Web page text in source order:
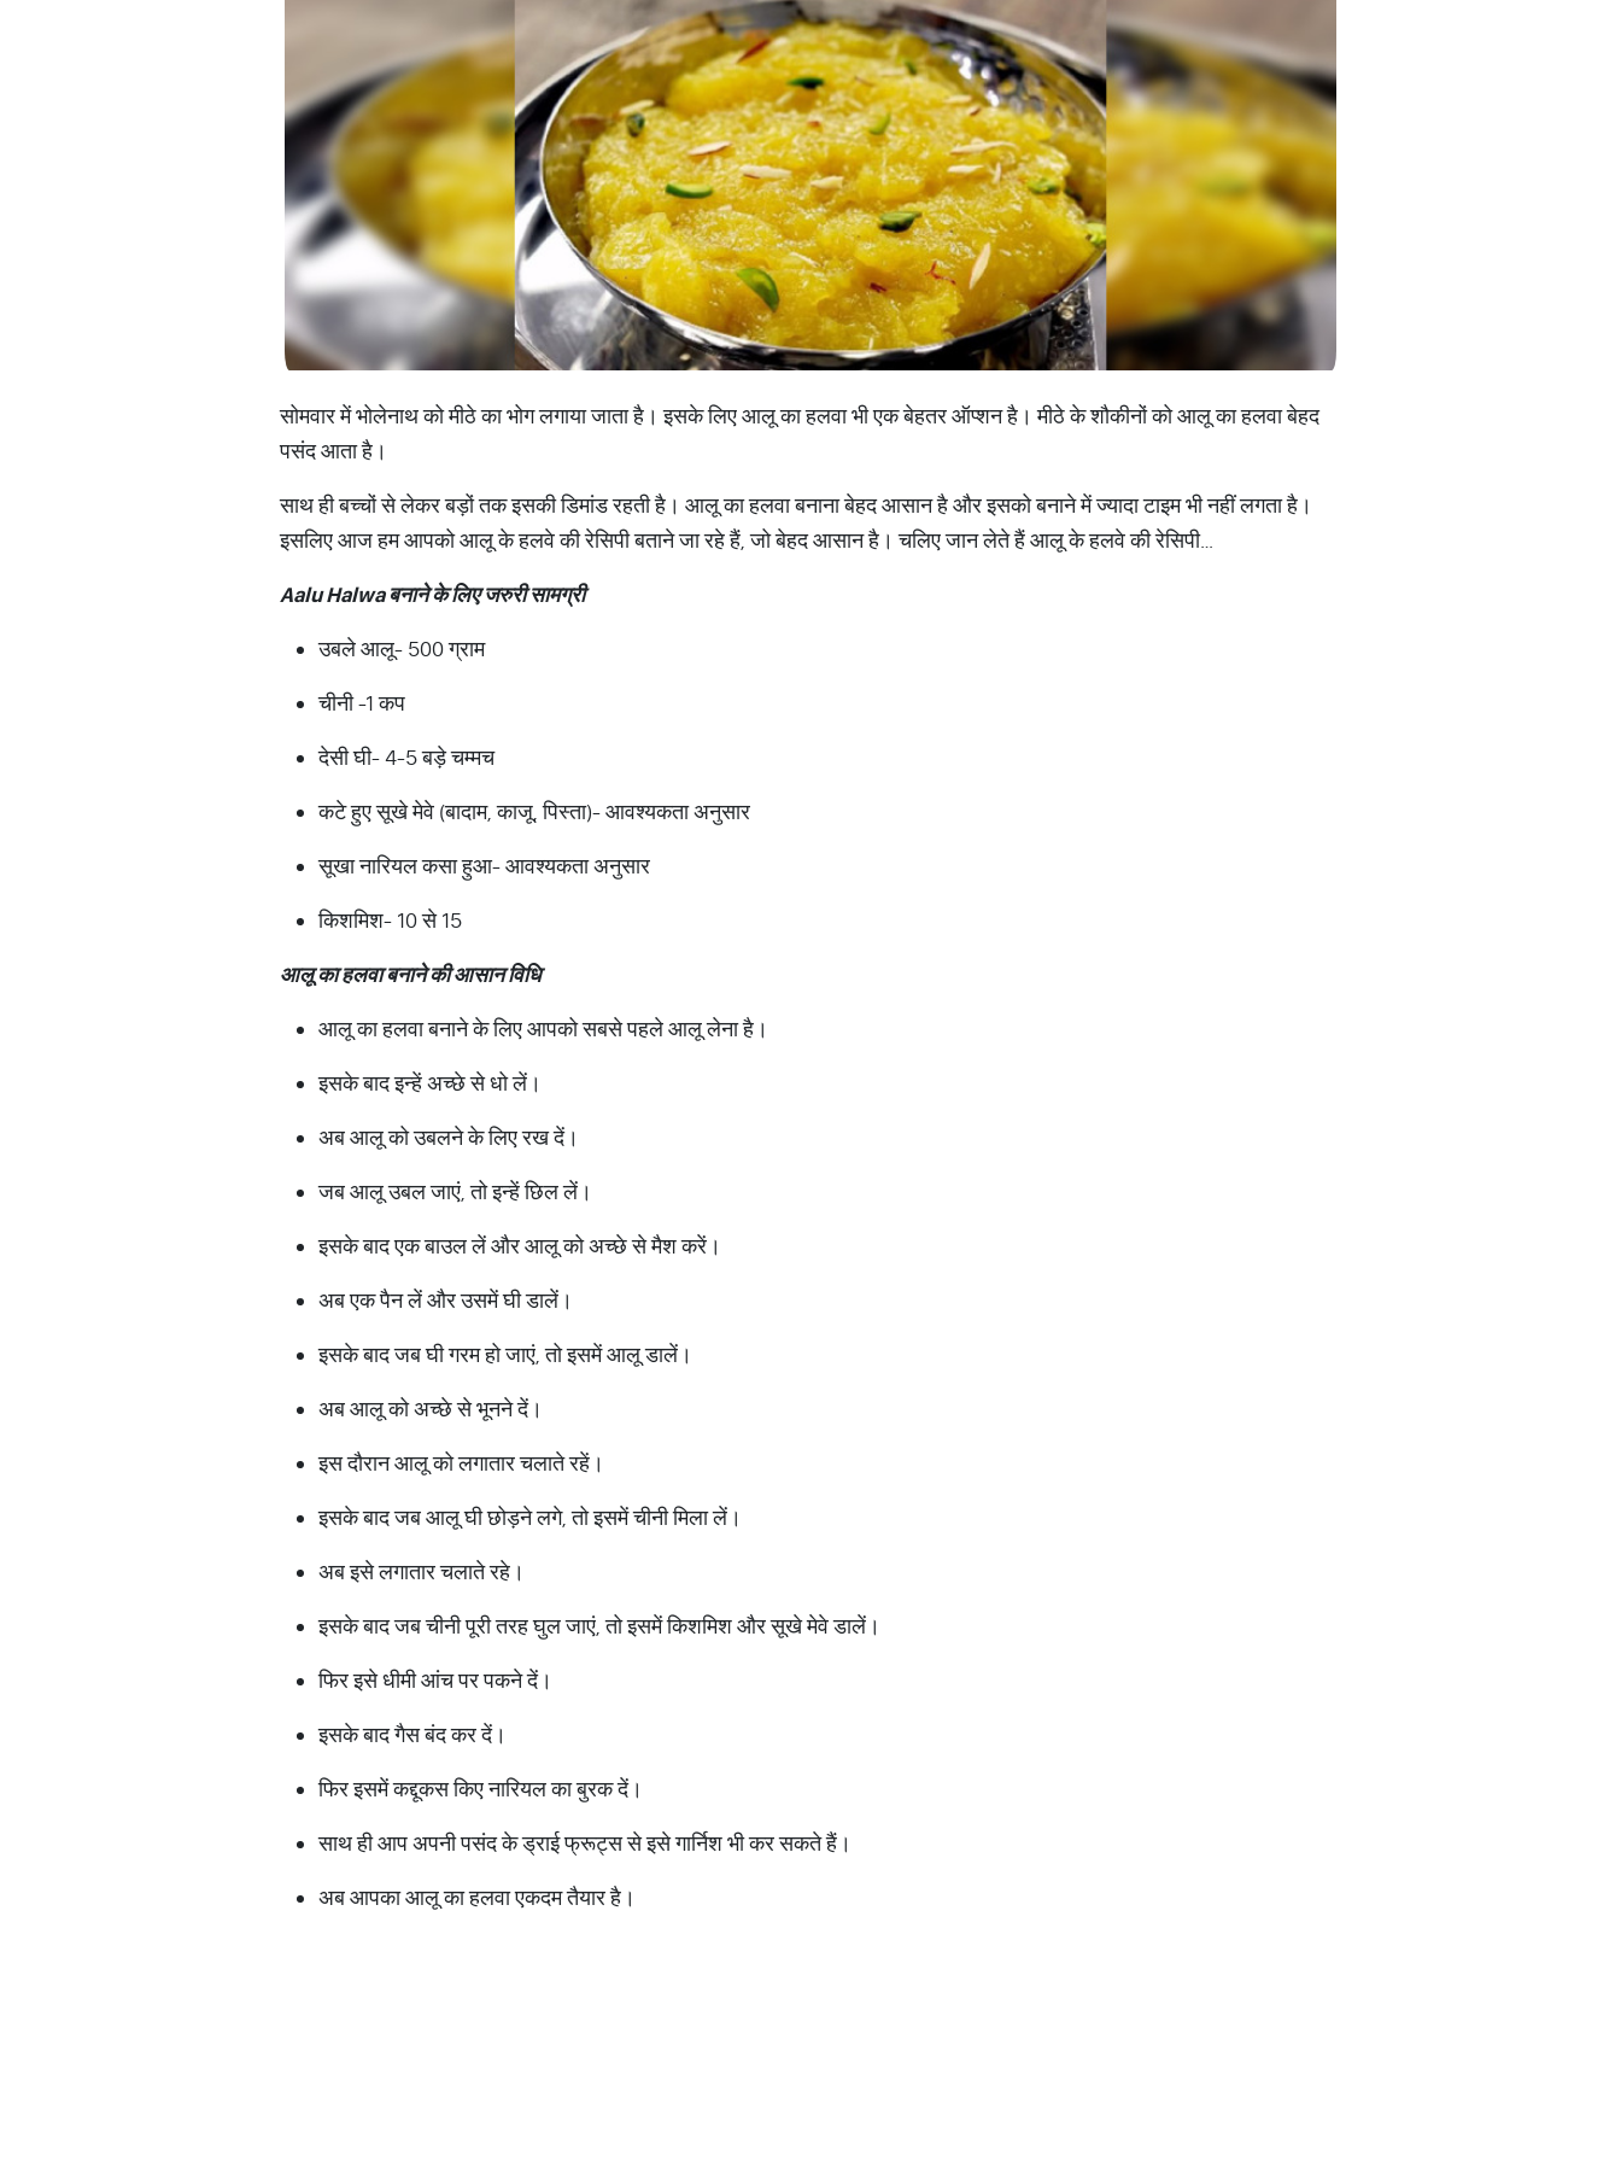
सोमवार में भोलेनाथ को मीठे का भोग लगाया जाता है। इसके लिए आलू का हलवा भी एक बेहतर ऑप्शन है। मीठे के शौकीनों को आलू का हलवा बेहद
पसंद आता है।
साथ ही बच्चों से लेकर बड़ों तक इसकी डिमांड रहती है। आलू का हलवा बनाना बेहद आसान है और इसको बनाने में ज्यादा टाइम भी नहीं लगता है।
इसलिए आज हम आपको आलू के हलवे की रेसिपी बताने जा रहे हैं, जो बेहद आसान है। चलिए जान लेते हैं आलू के हलवे की रेसिपी…
Aalu Halwaबनानेकेलिएजरुरीसामग्री
उबले आलू- 500 ग्राम
चीनी -1 कप
देसी घी- 4-5 बड़े चम्‍मच
कटे हुए सूखे मेवे (बादाम, काजू, पिस्ता)- आवश्यकता अनुसार
सूखा नारियल कसा हुआ- आवश्यकता अनुसार
किशमिश- 10 से 15
आलूकाहलवाबनानेकीआसानविधि
आलू का हलवा बनाने के लिए आपको सबसे पहले आलू लेना है।
इसके बाद इन्हें अच्छे से धो लें।
अब आलू को उबलने के लिए रख दें।
जब आलू उबल जाएं, तो इन्हें छिल लें।
इसके बाद एक बाउल लें और आलू को अच्छे से मैश करें।
अब एक पैन लें और उसमें घी डालें।
इसके बाद जब घी गरम हो जाएं, तो इसमें आलू डालें।
अब आलू को अच्छे से भूनने दें।
इस दौरान आलू को लगातार चलाते रहें।
इसके बाद जब आलू घी छोड़ने लगे, तो इसमें चीनी मिला लें।
अब इसे लगातार चलाते रहे।
इसके बाद जब चीनी पूरी तरह घुल जाएं, तो इसमें किशमिश और सूखे मेवे डालें।
फिर इसे धीमी आंच पर पकने दें।
इसके बाद गैस बंद कर दें।
फिर इसमें कद्दूकस किए नारियल का बुरक दें।
साथ ही आप अपनी पसंद के ड्राई फ्रूट्स से इसे गार्निश भी कर सकते हैं।
अब आपका आलू का हलवा एकदम तैयार है।